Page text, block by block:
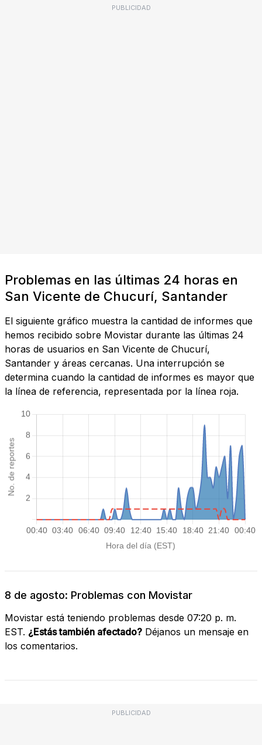
PUBLICIDAD
Problemas en las últimas 24 horas en
San Vicente de Chucurí, Santander
El siguiente gráfico muestra la cantidad de informes que
hemos recibido sobre Movistar durante las últimas 24
horas de usuarios en San Vicente de Chucurí,
Santander y áreas cercanas. Una interrupción se
determina cuando la cantidad de informes es mayor que
la línea de referencia, representada por la línea roja.
8 de agosto: Problemas con Movistar
Movistar está teniendo problemas desde 07:20 p. m.
EST. ¿Estás también afectado? Déjanos un mensaje en
los comentarios.
PUBLICIDAD